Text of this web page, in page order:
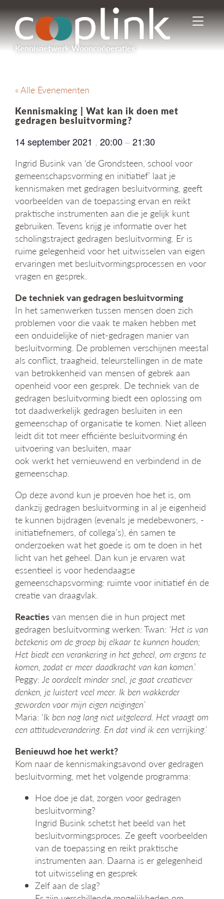
Kennisnetwerk Wooncoöperaties
I
n
-
n
t
i
« Alle Evenementen
Kennismaking | Wat kan ik doen met
gedragen besluitvorming?
14 september 2021 , 20:00 –21:30
Ingrid Busink van ‘de Grondsteen, school voor
gemeenschapsvorming en initiatief’ laat je
kennismaken met gedragen besluitvorming, geeft
voorbeelden van de toepassing ervan en reikt
praktische instrumenten aan die je gelijk kunt
gebruiken. Tevens krijg je informatie over het
scholingstraject gedragen besluitvorming. Er is
ruime gelegenheid voor het uitwisselen van eigen
ervaringen met besluitvormingsprocessen en voor
vragen en gesprek.
De techniek van gedragen besluitvorming
In het samenwerken tussen mensen doen zich
problemen voor die vaak te maken hebben met
een onduidelijke of niet-gedragen manier van
besluitvorming. De problemen verschijnen meestal
als conflict, traagheid, teleurstellingen in de mate
van betrokkenheid van mensen of gebrek aan
openheid voor een gesprek. De techniek van de
gedragen besluitvorming biedt een oplossing om
tot daadwerkelijk gedragen besluiten in een
gemeenschap of organisatie te komen. Niet alleen
leidt dit tot meer efficiënte besluitvorming én
uitvoering van besluiten, maar
ook werkt het vernieuwend en verbindend in de
gemeenschap.
Op deze avond kun je proeven hoe het is, om
dankzij gedragen besluitvorming in al je eigenheid
te kunnen bijdragen (evenals je medebewoners, -
initiatiefnemers, of collega’s), én samen te
onderzoeken wat het goede is om te doen in het
licht van het geheel. Dan kun je ervaren wat
essentieel is voor hedendaagse
gemeenschapsvorming: ruimte voor initiatief én de
creatie van draagvlak.
Reacties van mensen die in hun project met
gedragen besluitvorming werken: Twan: ‘Het is van
betekenis om de groep bij elkaar te kunnen houden;
Het biedt een verankering in het geheel, om ergens te
komen, zodat er meer daadkracht van kan komen.’
Peggy:Je oordeelt minder snel, je gaat creatiever
denken, je luistert veel meer. Ik ben wakkerder
geworden voor mijn eigen neigingen’
Maria: ‘Ik ben nog lang niet uitgeleerd. Het vraagt om
een attitudeverandering. En dat vind ik een verrijking.’
Benieuwd hoe het werkt?
Kom naar de kennismakingsavond over gedragen
besluitvorming, met het volgende programma:
Hoe doe je dat, zorgen voor gedragen
besluitvorming?
Ingrid Busink schetst het beeld van het
besluitvormingsproces. Ze geeft voorbeelden
van de toepassing en reikt praktische
instrumenten aan. Daarna is er gelegenheid
tot uitwisseling en gesprek
Zelf aan de slag?